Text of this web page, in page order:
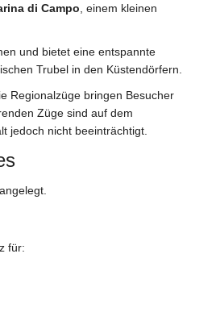
di Campo , einem kleinen
und bietet eine entspannte
Trubel in den Küstendörfern.
Regionalzüge bringen Besucher
Züge sind auf dem
jedoch nicht beeinträchtigt.
für: